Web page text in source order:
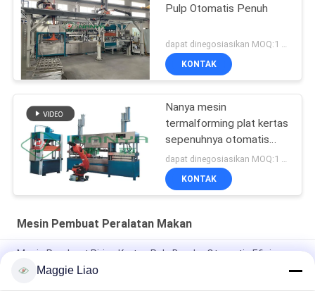
Pulp Otomatis Penuh
dapat dinegosiasikan MOQ:1 set
KONTAK
Nanya mesin
termalforming plat kertas
sepenuhnya otomatis
dengan robot 220-440V
KONTAK
Mesin Pembuat Peralatan Makan
Mesin Pembuat Piring Kertas Pulp Bambu Otomatis Efisien
Maggie Liao